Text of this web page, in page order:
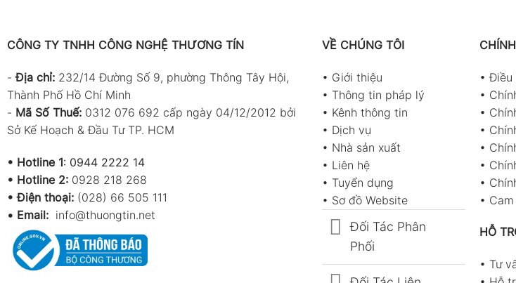
CÔNG TY TNHH CÔNG NGHỆ THƯƠNG TÍN
-Địa chỉ: 232/14 Đường Số 9, phường Thông Tây Hội,
Thành Phố Hồ Chí Minh
- Mã Số Thuế: 0312 076 692 cấp ngày 04/12/2012 bởi
Sở Kế Hoạch & Đầu Tư TP. HCM
• Hotline 1: 0944 2222 14
• Hotline 2: 0928 218 268
• Điện thoại: (028) 66 505 111
• Email: info@thuongtin.net
VỀ CHÚNG TÔI
• Giới thiệu
• Thông tin pháp lý
• Kênh thông tin
• Dịch vụ
• Nhà sản xuất
• Liên hệ
• Tuyển dụng
• Sơ đồ Website
Đối Tác Phân
Phối
•Điều
•
•
•
•
•
•
•
HỖ
• Tư